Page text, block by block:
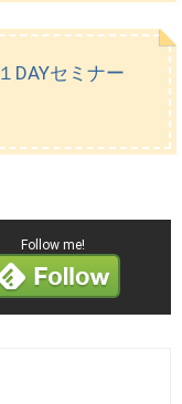
DAYセミナー
Follow me!